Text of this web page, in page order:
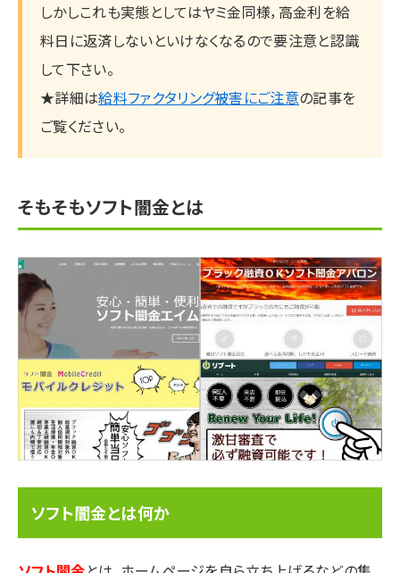
しかしこれも実態としてはヤミ金同様，高金利を給
料日に返済しないといけなくなるので要注意と認識
して下さい。
★詳細は給料ファクタリング被害にご注意の記事を
ご覧ください。
そもそもソフト闇金とは
ソフト闇金とは何か